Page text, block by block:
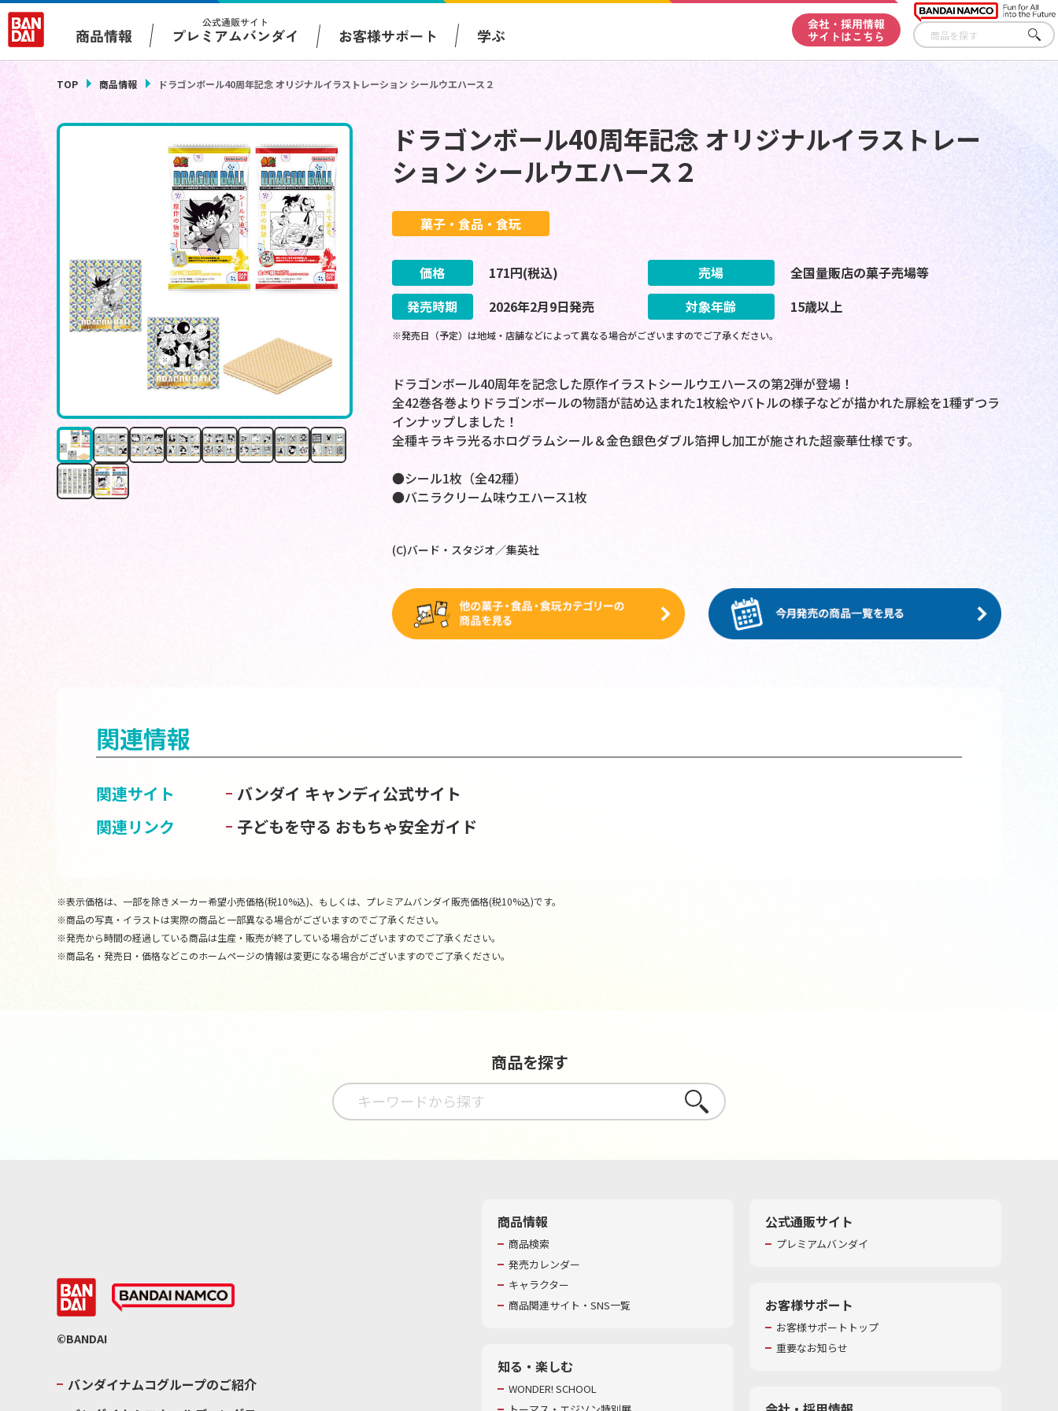
商品情報
公式通販サイト
プレミアムバンダイ お客様サポート 学ぶ
会社・採用情報
サイトはこちら
さが
す
TOP 商品情報 ドラゴンボール40周年記念 オリジナルイラストレーション シールウエハース２
ドラゴンボール40周年記念 オリジナルイラストレー
ション シールウエハース２
菓子・食品・食玩
価格 171円(税込) 売場
全国量販店の菓子売場等
発売時期
2026年2月9日発売 対象年齢 15歳以上
※発売日（予定）は地域・店舗などによって異なる場合がございますのでご了承ください。
ドラゴンボール40周年を記念した原作イラストシールウエハースの第2弾が登場！
全42巻各巻よりドラゴンボールの物語が詰め込まれた1枚絵やバトルの様子などが描かれた扉絵を1種ずつラ
インナップしました！
全種キラキラ光るホログラムシール＆金色銀色ダブル箔押し加工が施された超豪華仕様です。
●シール1枚（全42種）
●バニラクリーム味ウエハース1枚
(C)バード・スタジオ／集英社
関連情報
関連サイト
バンダイ キャンディ公式サイト
関連リンク
子どもを守る おもちゃ安全ガイド
※表示価格は、一部を除きメーカー希望小売価格(税10%込)、もしくは、プレミアムバンダイ販売価格(税10%込)です。
※商品の写真・イラストは実際の商品と一部異なる場合がございますのでご了承ください。
※発売から時間の経過している商品は生産・販売が終了している場合がございますのでご了承ください。
※商品名・発売日・価格などこのホームページの情報は変更になる場合がございますのでご了承ください。
商品を探す
さがす
©BANDAI
バンダイナムコグループのご紹介
商品情報
商品検索
発売カレンダー
キャラクター
商品関連サイト・SNS一覧
知る・楽しむ
WONDER! SCHOOL
公式通販サイト
プレミアムバンダイ
お客様サポート
お客様サポートトップ
重要なお知らせ